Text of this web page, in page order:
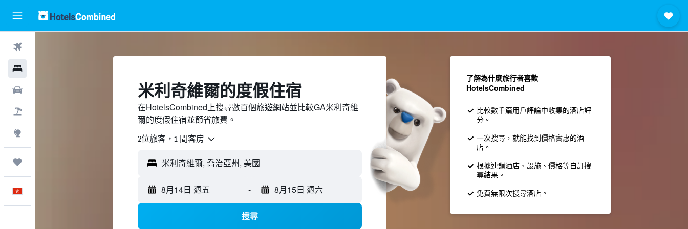
米利奇維爾的度假住宿
在HotelsCombined上搜尋數百個旅遊網站並比較GA米利奇維
爾的度假住宿並節省旅費。
2位旅客，1 間客房
8月14日 週五 - 8月15日 週六
搜尋
了解為什麼旅行者喜歡
HotelsCombined
比較數千篇用戶評論中收集的酒店評
分。
一次搜尋，就能找到價格實惠的酒
店。
根據連鎖酒店、設施、價格等自訂搜
尋結果。
免費無限次搜尋酒店。